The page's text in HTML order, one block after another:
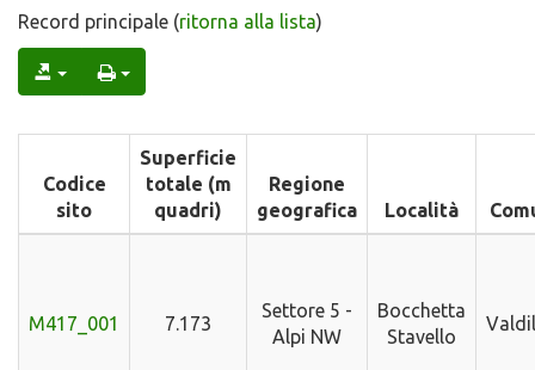
Record principale (ritorna alla lista)
Codice
sito
Superficie
totale (m
quadri)
Regione
geografica
Località
M417_001 7.173
Settore 5 -
Alpi NW
Bocchetta
Stavello